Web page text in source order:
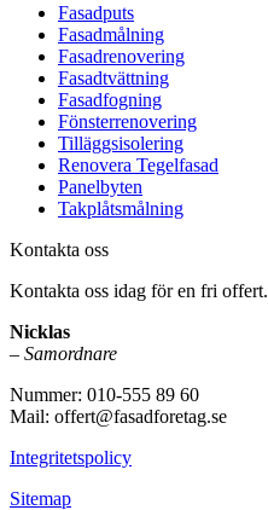
Fasadputs
Fasadmålning
Fasadrenovering
Fasadtvättning
Fasadfogning
Fönsterrenovering
Tilläggsisolering
Renovera Tegelfasad
Panelbyten
Takplåtsmålning
Kontakta oss
Kontakta oss idag för en fri offert.
Nicklas
– Samordnare
Nummer: 010-555 89 60
Mail: offert@fasadforetag.se
Integritetspolicy
Sitemap